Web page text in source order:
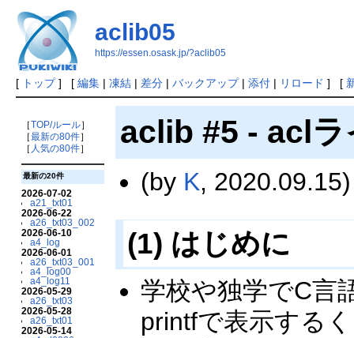
aclib05
https://essen.osask.jp/?aclib05
[ トップ] [ 編集| 凍結| 差分| バックアップ| 添付| リロード ] [
［TOP/ルール］
［最新の80件］
［ 人気の80件］
最新の20件
2026-07-02
a21_txt01
2026-06-22
a26_txt03_002
2026-06-10
a4_log
2026-06-01
a26_txt03_001
a4_log00
a4_log11
2026-05-29
a26_txt03
2026-05-28
a26_txt01
2026-05-14
aclib #5 - aclラ
(by K, 2020.09.15)
(1) はじめに
学校や独学でC言
printfで表示する